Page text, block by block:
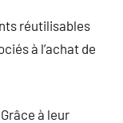
réutilisables
à l’achat de
à leur